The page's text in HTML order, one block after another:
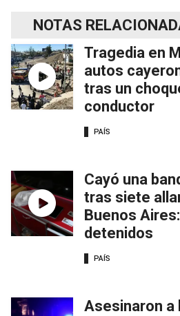
NOTAS
Tragedia en
autos
tras un
conductor
PAÍS
Cayó una
tras siete
Buenos
detenidos
PAÍS
Asesinaron a